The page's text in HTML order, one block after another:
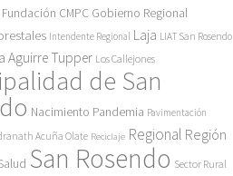
Fundación CMPC Gobierno Regional
Intendente Regional Laja LIAT San Rosendo
Aguirre Tupper Los Callejones
de San
Nacimiento Pandemia Pavimentación
Acuña Olate Reciclaje Regional Región
San Rosendo Sector Rural